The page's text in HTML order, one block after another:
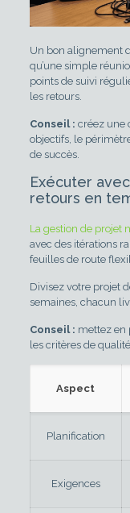
Un bon alignement
qu’une simple
points de suivi
les retours.
Conseil : créez une
objectifs, le
de succès.
Exécuter
retours en
La gestion de projet
avec des itérations
feuilles de route
Divisez votre projet
semaines, chacun
Conseil : mettez en
les critères de
Aspect
Planification
Exigences